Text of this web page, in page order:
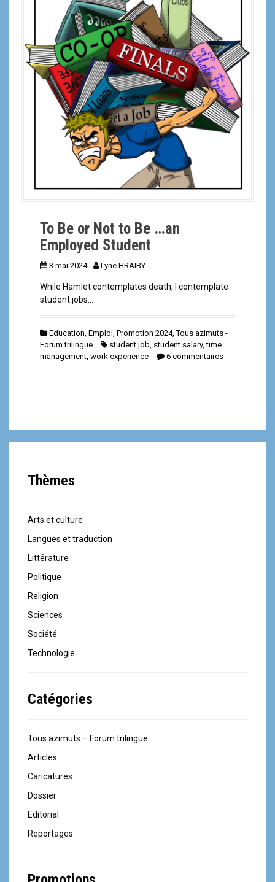
To Be or Not to Be …an
Employed Student
3 mai 2024 Lyne HRAIBY
While Hamlet contemplates death, I contemplate
student jobs…
Education, Emploi, Promotion 2024,Tous azimuts -
Forum trilingue
student job, student salary,time
management, work experience 6 commentaires
Thèmes
Arts et culture
Langues et traduction
Littérature
Politique
Religion
Sciences
Société
Technologie
Catégories
Tous azimuts – Forum trilingue
Articles
Caricatures
Dossier
Editorial
Reportages